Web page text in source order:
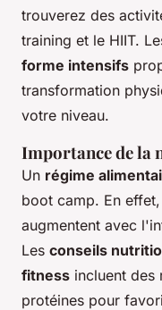
trouverez des
training et le HIIT.
forme intensifs
transformation
votre niveau.
Importance de la
Un régime
boot camp. En
augmentent avec
Les conseils
fitness incluent des
protéines pour